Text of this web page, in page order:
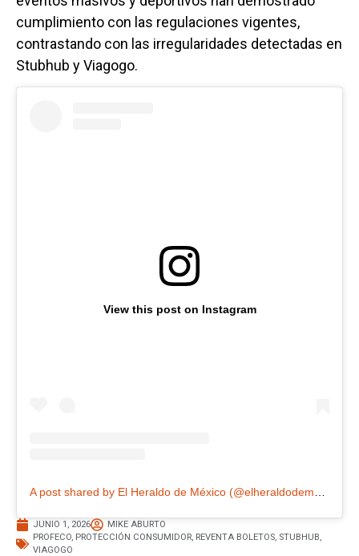
cumplimiento con las regulaciones vigentes,
contrastando con las irregularidades detectadas en
Stubhub y Viagogo.
View this post on Instagram
A post shared by El Heraldo de México (@elheraldodemexico)
JUNIO 1, 2026
MIKE ABURTO
PROFECO, PROTECCIÓN CONSUMIDOR, REVENTA BOLETOS, STUBHUB,
VIAGOGO